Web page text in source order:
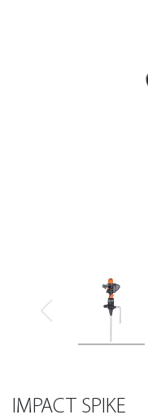
IMPACT SPIKE